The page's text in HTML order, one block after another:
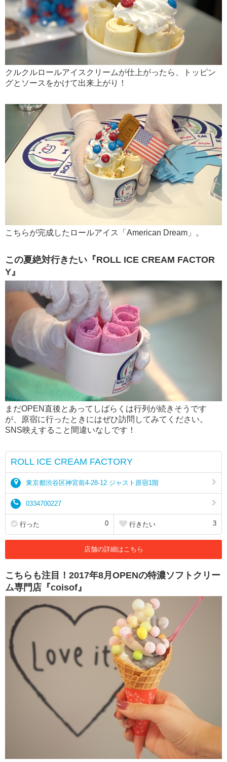
クルクルロールアイスクリームが仕上がったら、トッピン
グとソースをかけて出来上がり！
こちらが完成したロールアイス「American Dream」。
この夏絶対行きたい『ROLL ICE CREAM FACTOR
Y』
まだOPEN直後とあってしばらくは行列が続きそうです
が、原宿に行ったときにはぜひ訪問してみてください。
SNS映えすること間違いなしです！
ROLL ICE CREAM FACTORY
東京都渋谷区神宮前4-28-12 ジャスト原宿1階
0334700227
行った 0 行きたい 3
店舗の詳細はこちら
こちらも注目！2017年8月OPENの特濃ソフトクリー
ム専門店『coisof』